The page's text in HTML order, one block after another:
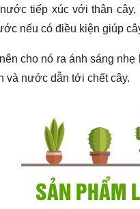
tiếp xúc với thân
nếu có điều kiện giúp
cho nó ra ánh sáng
và nước dẫn tới chết cây.
SẢN PHẨM